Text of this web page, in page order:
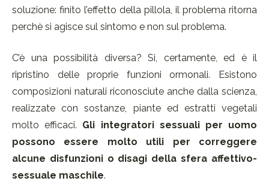
soluzione: finito l’effetto della pillola, il problema ritorna
perchè si agisce sul sintomo e non sul problema.
C’è una possibilità diversa? Si, certamente, ed è il
ripristino delle proprie funzioni ormonali. Esistono
composizioni naturali riconosciute anche dalla scienza,
realizzate con sostanze, piante ed estratti vegetali
molto efficaci. Gli integratori sessuali per uomo
possono essere molto utili per correggere
alcune disfunzioni o disagi della sfera affettivo-
sessuale maschile.